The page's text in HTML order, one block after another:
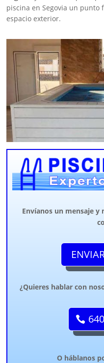
piscina en Segovia un punto
espacio exterior.
Envíanos un mensaje
¿Quieres hablar con
O háblanos